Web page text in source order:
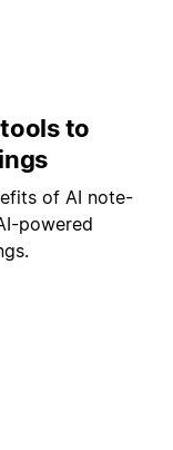
to
of AI note-
powered